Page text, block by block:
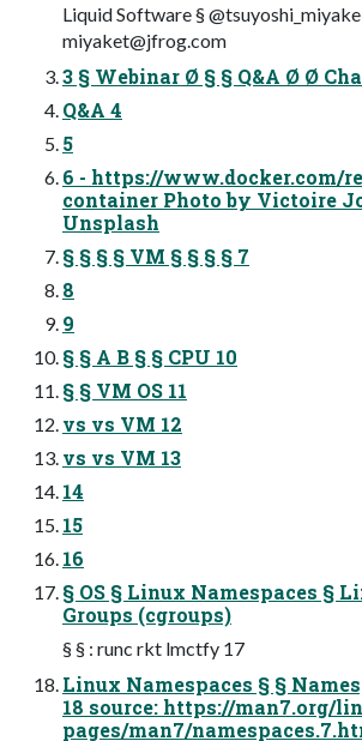
Liquid Software § @tsuyoshi_miyake
miyaket@jfrog.com
3 § Webinar Ø § § Q&A Ø Ø
Q&A 4
5
6 - https://www.docker.com/
container Photo by Victoire
Unsplash
§ § § § VM § § § § 7
8
9
§ § A B § § CPU 10
§ § VM OS 11
vs vs VM 12
vs vs VM 13
14
15
16
§ OS § Linux Namespaces §
Groups (cgroups)
§ § : runc rkt lmctfy 17
Linux Namespaces § §
18 source: https://man7.org/
pages/man7/